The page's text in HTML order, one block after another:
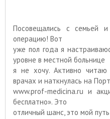
Посовещались с семьей
операцию! Вот
уже пол года я
уровне в местной больнице
я не хочу. Активно
врачах и наткнулась на
www.prof-medicina.ru и
бесплатно». Это
отличный шанс, это мой